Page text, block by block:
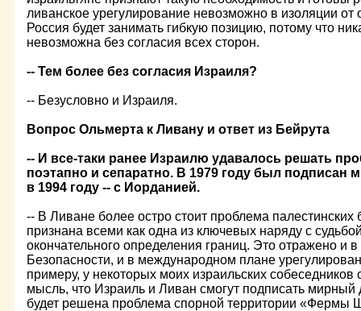
ливанское урегулирование невозможно в изоляции
Россия будет занимать гибкую позицию, потому что
невозможна без согласия всех сторон.
-- Тем более без согласия Израиля?
-- Безусловно и Израиля.
Вопрос Ольмерта к Ливану и ответ из Бейрута
-- И все-таки ранее Израилю удавалось решать
поэтапно и сепаратно. В 1979 году был подписан
в 1994 году -- с Иорданией.
-- В Ливане более остро стоит проблема
признана всеми как одна из ключевых наряду с
окончательного определения границ. Это отражено и
Безопасности, и в международном плане
примеру, у некоторых моих израильских собеседников
мысль, что Израиль и Ливан смогут подписать мирный
будет решена проблема спорной территории «Фермы